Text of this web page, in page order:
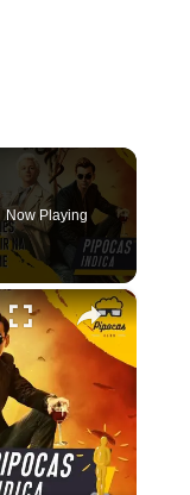
Now Playing
×